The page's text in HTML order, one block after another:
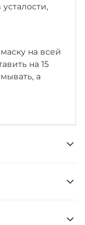
на всей
на 15
а